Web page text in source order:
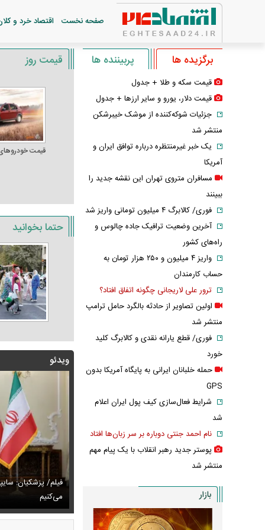
صفحه نخست اقتصاد خرد و
قیمت روز
قیمت
حتما بخوانید
ویدئو
فیلم/ پزشکیان:
می‌کنیم
جدید صابر ابر در فضای مجازی پربازدید شد عکس دیده‌نشده
برگزیده ها پربیننده ها
قیمت سکه و طلا + جدول
قیمت دلار، یورو و سایر ارز‌ها + جدول
جزئیات شوکه‌کننده از موشک خیبرشکن
منتشر شد
یک خبر غیرمنتظره درباره توافق ایران و
آمریکا
مسافران متروی تهران این نقشه جدید را
ببینند
فوری/ کالابرگ ۴ میلیون تومانی واریز شد
آخرین وضعیت ترافیک جاده چالوس و
راه‌های کشور
واریز ۴ میلیون و ۲۵۰ هزار تومان به
حساب کارمندان
ترور علی لاریجانی چگونه اتفاق افتاد؟
اولین تصاویر از حادثه بالگرد حامل ترامپ
منتشر شد
فوری/ قطع یارانه نقدی و کالابرگ کلید
خورد
حمله خلبانان ایرانی به پایگاه آمریکا بدون
GPS
شرایط فعال‌سازی کیف پول ایران اعلام
شد
نام احمد جنتی دوباره بر سر زبان‌ها افتاد
پوستر جدید رهبر انقلاب با یک پیام مهم
منتشر شد
بازار